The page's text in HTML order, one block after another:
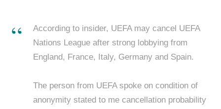
According to insider, UEFA may cancel UEFA
Nations League after strong lobbying from
England, France, Italy, Germany and Spain.
The person from UEFA spoke on condition of
anonymity stated to me cancellation probability